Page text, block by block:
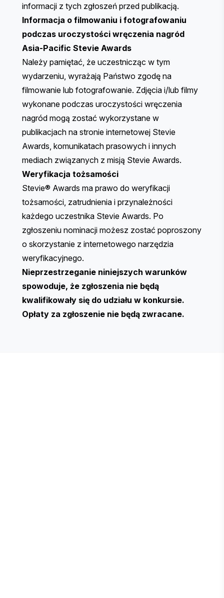
informacji z tych zgłoszeń przed publikacją.
Informacja o filmowaniu i fotografowaniu
podczas uroczystości wręczenia nagród
Asia-Pacific Stevie Awards
Należy pamiętać, że uczestnicząc w tym
wydarzeniu, wyrażają Państwo zgodę na
filmowanie lub fotografowanie. Zdjęcia i/lub filmy
wykonane podczas uroczystości wręczenia
nagród mogą zostać wykorzystane w
publikacjach na stronie internetowej Stevie
Awards, komunikatach prasowych i innych
mediach związanych z misją Stevie Awards.
Weryfikacja tożsamości
Stevie® Awards ma prawo do weryfikacji
tożsamości, zatrudnienia i przynależności
każdego uczestnika Stevie Awards. Po
zgłoszeniu nominacji możesz zostać poproszony
o skorzystanie z internetowego narzędzia
weryfikacyjnego.
Nieprzestrzeganie niniejszych warunków
spowoduje, że zgłoszenia nie będą
kwalifikowały się do udziału w konkursie.
Opłaty za zgłoszenie nie będą zwracane.